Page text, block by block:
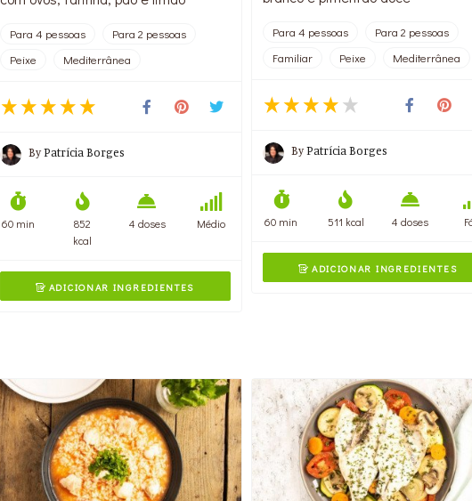
Para 4 pessoas
Para 2 pessoas
Peixe
Mediterrânea
ByPatrícia Borges
60 min
852
kcal
4 doses Médio
 ADICIONAR INGREDIENTES
Para 4 pessoas
Para 2 pessoas
Familiar
Peixe Mediterrânea
ByPatrícia Borges
60 min 511 kcal 4 doses
 ADICIONAR INGREDIENTES